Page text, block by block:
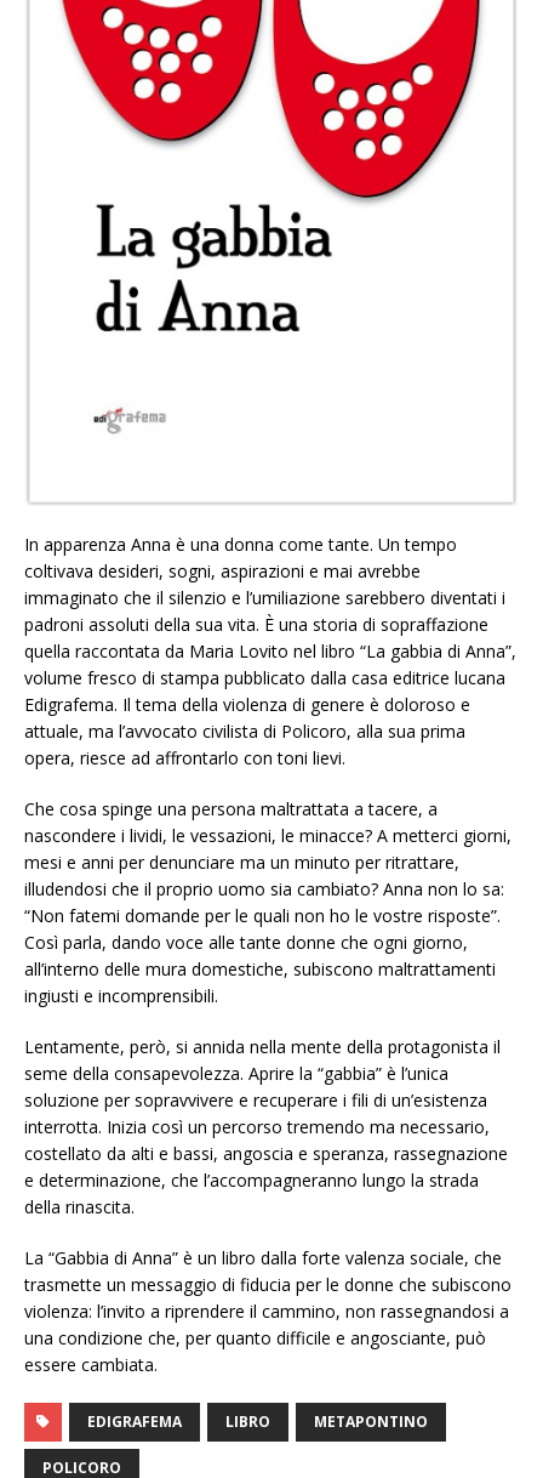
In apparenza Anna è una donna come tante. Un tempo
coltivava desideri, sogni, aspirazioni e mai avrebbe
immaginato che il silenzio e l’umiliazione sarebbero diventati i
padroni assoluti della sua vita. È una storia di sopraffazione
quella raccontata da Maria Lovito nel libro “La gabbia di Anna”,
volume fresco di stampa pubblicato dalla casa editrice lucana
Edigrafema. Il tema della violenza di genere è doloroso e
attuale, ma l’avvocato civilista di Policoro, alla sua prima
opera, riesce ad affrontarlo con toni lievi.
Che cosa spinge una persona maltrattata a tacere, a
nascondere i lividi, le vessazioni, le minacce? A metterci giorni,
mesi e anni per denunciare ma un minuto per ritrattare,
illudendosi che il proprio uomo sia cambiato? Anna non lo sa:
“Non fatemi domande per le quali non ho le vostre risposte”.
Così parla, dando voce alle tante donne che ogni giorno,
all’interno delle mura domestiche, subiscono maltrattamenti
ingiusti e incomprensibili.
Lentamente, però, si annida nella mente della protagonista il
seme della consapevolezza. Aprire la “gabbia” è l’unica
soluzione per sopravvivere e recuperare i fili di un’esistenza
interrotta. Inizia così un percorso tremendo ma necessario,
costellato da alti e bassi, angoscia e speranza, rassegnazione
e determinazione, che l’accompagneranno lungo la strada
della rinascita.
La “Gabbia di Anna” è un libro dalla forte valenza sociale, che
trasmette un messaggio di fiducia per le donne che subiscono
violenza: l’invito a riprendere il cammino, non rassegnandosi a
una condizione che, per quanto difficile e angosciante, può
essere cambiata.
EDIGRAFEMA LIBRO METAPONTINO
POLICORO